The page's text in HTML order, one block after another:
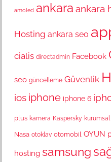
amoled ankara ankara
Hosting ankara seo
cialis directadmin Facebook
seo güncelleme Güvenlik
ios iphone iphone 6
plus kamera Kaspersky
Nasa otoklav otomobil OYUN
hosting samsung